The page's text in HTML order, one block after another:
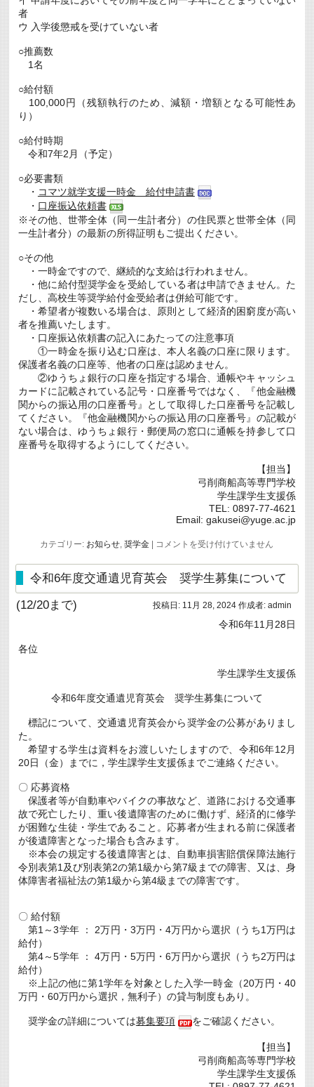
者
ウ 入学後懲戒を受けていない者
○推薦数
1名
○給付額
100,000円（残額執行のため、減額・増額となる可能性あ
り）
○給付時期
令和7年2月（予定）
○必要書類
・ コマツ就学支援一時金 給付申請書
・ 口座振込依頼書
※その他、世帯全体（同一生計者分）の住民票と世帯全体（同
一生計者分）の最新の所得証明もご提出ください。
○その他
・一時金ですので、継続的な支給は行われません。
・他に給付型奨学金を受給している者は申請できません。た
だし、高校生等奨学給付金受給者は併給可能です。
・希望者が複数いる場合は、原則として経済的困窮度が高い
者を推薦いたします。
・口座振込依頼書の記入にあたっての注意事項
①一時金を振り込む口座は、本人名義の口座に限ります。
保護者名義の口座等、他者の口座は認めません。
②ゆうちょ銀行の口座を指定する場合、通帳やキャッシュ
カードに記載されている記号・口座番号ではなく、『他金融機
関からの振込用の口座番号』として取得した口座番号を記載し
てください。『他金融機関からの振込用の口座番号』の記載が
ない場合は、ゆうちょ銀行・郵便局の窓口に通帳を持参して口
座番号を取得するようにしてください。
【担当】
弓削商船高等専門学校
学生課学生支援係
TEL: 0897-77-4621
Email: gakusei@yuge.ac.jp
カテゴリー: お知らせ ,奨学金
令
6
年
度
「コ
マ
候
者
集
に
て
(12/20
ま
は
コメントを受け付けていません
令和6年度交通遺児育英会 奨学生募集について
(12/20まで)
投稿日: 11月 28, 2024 作成者: admin
令和6年11月28日
各位
学生課学生支援係
令和6年度交通遺児育英会 奨学生募集について
標記について、交通遺児育英会から奨学金の公募がありまし
た。
希望する学生は資料をお渡しいたしますので、令和6年12月
20日（金）までに，学生課学生支援係までご連絡ください。
〇 応募資格
保護者等が自動車やバイクの事故など、道路における交通事
故で死亡したり、重い後遺障害のために働けず、経済的に修学
が困難な生徒・学生であること。応募者が生まれる前に保護者
が後遺障害となった場合も含みます。
※本会の規定する後遺障害とは、自動車損害賠償保障法施行
令別表第1及び別表第2の第1級から第7級までの障害、又は、身
体障害者福祉法の第1級から第4級までの障害です。
〇 給付額
第1～3学年 ： 2万円・3万円・4万円から選択（うち1万円は
給付）
第4～5学年 ： 4万円・5万円・6万円から選択（うち2万円は
給付）
※上記の他に第1学年を対象とした入学一時金（20万円・40
万円・60万円から選択，無利子）の貸与制度もあり。
奨学金の詳細については募集要項 をご確認ください。
【担当】
弓削商船高等専門学校
学生課学生支援係